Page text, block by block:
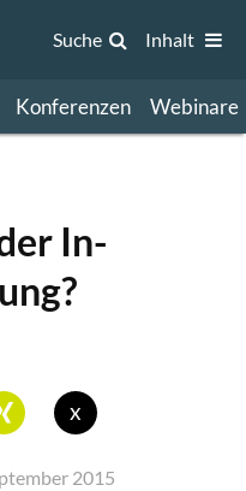
Konferenzen Webinare
Suche Inhalt
In-
x
2015